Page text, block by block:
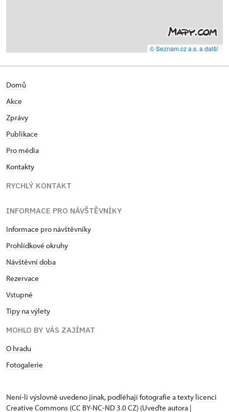
© Seznam.cz a.s. a další
Domů
Akce
Zprávy
Publikace
Pro média
Kontakty
RYCHLÝ KONTAKT
INFORMACE PRO NÁVŠTĚVNÍKY
Informace pro návštěvníky
Prohlídkové okruhy
Návštěvní doba
Rezervace
Vstupné
Tipy na výlety
MOHLO BY VÁS ZAJÍMAT
O hradu
Fotogalerie
Není-li výslovně uvedeno jinak, podléhají fotografie a texty licenci
Creative Commons (CC BY-NC-ND 3.0 CZ) (Uveďte autora |